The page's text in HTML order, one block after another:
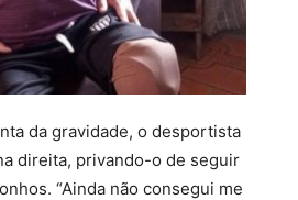
da gravidade, o desportista
direita, privando-o de seguir
“Ainda não consegui me